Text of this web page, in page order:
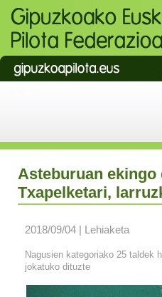
Asteburuan ekingo
Txapelketari,
2018/09/04 | Lehiaketa
Nagusien kategoriako 25 taldek
jokatuko dituzte